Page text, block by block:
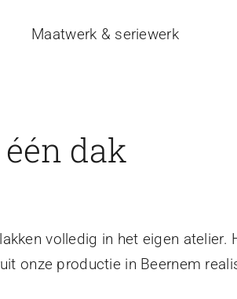
Maatwerk & seriewerk
dak
volledig in het eigen
onze productie in Beernem